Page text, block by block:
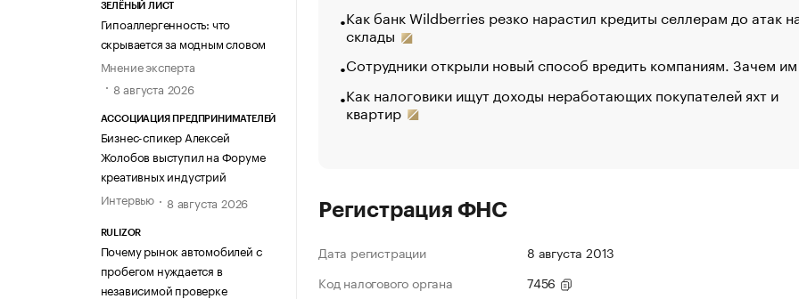
ЗЕЛЁНЫЙ ЛИСТ
Гипоаллергенность: что
скрывается за модным словом
Мнение эксперта
8 августа 2026
АССОЦИАЦИЯ ПРЕДПРИНИМАТЕЛЕЙ
Бизнес-спикер Алексей
Жолобов выступил на Форуме
креативных индустрий
Интервью
8 августа 2026
RULIZOR
Почему рынок автомобилей с
пробегом нуждается в
независимой проверке
Как банк Wildberries резко нарастил кредиты селлерам до атак
склады
Сотрудники открыли новый способ вредить компаниям. Зачем
Как налоговики ищут доходы неработающих покупателей яхт и
квартир
Регистрация ФНС
Дата регистрации
8 августа 2013
Код налогового органа
7456